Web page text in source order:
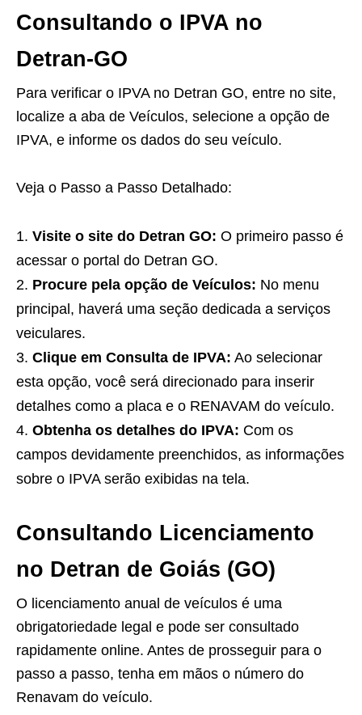
Consultando o IPVA no
Detran-GO
Para verificar o IPVA no Detran GO, entre no site,
localize a aba de Veículos, selecione a opção de
IPVA, e informe os dados do seu veículo.
Veja o Passo a Passo Detalhado:
Visite o site do Detran GO: O primeiro passo é
acessar o portal do Detran GO.
Procure pela opção de Veículos: No menu
principal, haverá uma seção dedicada a serviços
veiculares.
Clique em Consulta de IPVA: Ao selecionar
esta opção, você será direcionado para inserir
detalhes como a placa e o RENAVAM do veículo.
Obtenha os detalhes do IPVA: Com os
campos devidamente preenchidos, as informações
sobre o IPVA serão exibidas na tela.
Consultando Licenciamento
no Detran de Goiás (GO)
O licenciamento anual de veículos é uma
obrigatoriedade legal e pode ser consultado
rapidamente online. Antes de prosseguir para o
passo a passo, tenha em mãos o número do
Renavam do veículo.